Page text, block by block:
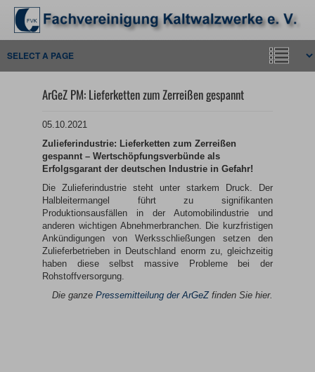
ArGeZ PM: Lieferketten zum Zerreißen gespannt
05.10.2021
Zulieferindustrie: Lieferketten zum Zerreißen
gespannt – Wertschöpfungsverbünde als
Erfolgsgarant der deutschen Industrie in Gefahr!
Die Zulieferindustrie steht unter starkem Druck. Der
Halbleitermangel führt zu signifikanten
Produktionsausfällen in der Automobilindustrie und
anderen wichtigen Abnehmerbranchen. Die kurzfristigen
Ankündigungen von Werksschließungen setzen den
Zulieferbetrieben in Deutschland enorm zu, gleichzeitig
haben diese selbst massive Probleme bei der
Rohstoffversorgung.
Die ganze Pressemitteilung der ArGeZ finden Sie hier.